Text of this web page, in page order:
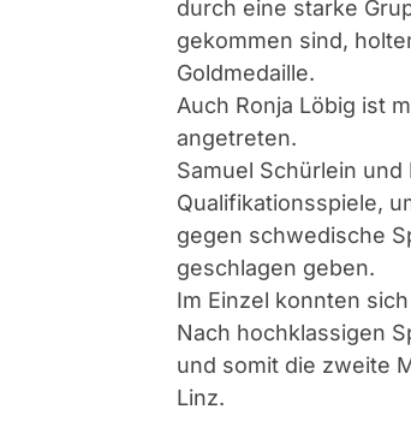
durch eine starke
gekommen sind,
Goldmedaille.
Auch Ronja Löbig ist
angetreten.
Samuel Schürlein
Qualifikationsspiele,
gegen schwedische
geschlagen geben.
Im Einzel konnten
Nach hochklassigen
und somit die zweite
Linz.